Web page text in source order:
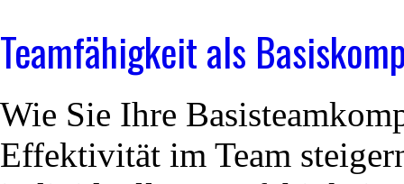
Teamfähigkeit als
Wie Sie Ihre
Effektivität im Team